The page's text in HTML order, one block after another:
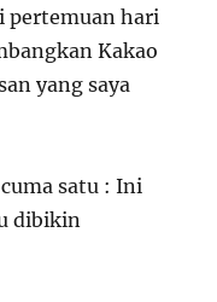
pertemuan hari
Kakao
yang saya
satu : Ini
dibikin